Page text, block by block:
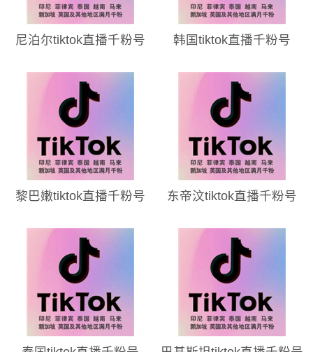
尼泊尔tiktok直播千粉号 韩国tiktok直播千粉号
黎巴嫩tiktok直播千粉号 东帝汶tiktok直播千粉号